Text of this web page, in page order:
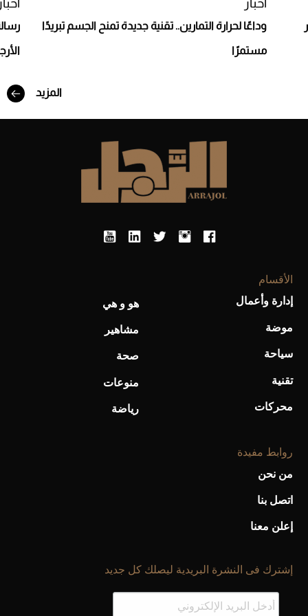
أفضل تدريج للشعر الطويل لإطلالة جريئة وعصرية
أخبار
وداعًا لحرارة التمارين.. تقنية جديدة تمنح الجسم تبريدًا
مستمرًا
المزيد
الأقسام
إدارة وأعمال
موضة
سياحة
تقنية
محركات
هو و هي
مشاهير
صحة
منوعات
رياضة
روابط مفيدة
من نحن
اتصل بنا
إعلن معنا
إشترك فى النشرة البريدية ليصلك كل جديد